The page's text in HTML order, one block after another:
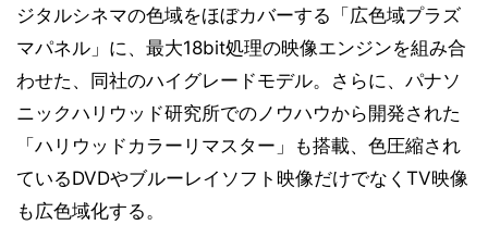
ジタルシネマの色域をほぼカバーする「広色域プラズ
マパネル」に、最大18bit処理の映像エンジンを組み合
わせた、同社のハイグレードモデル。さらに、パナソ
ニックハリウッド研究所でのノウハウから開発された
「ハリウッドカラーリマスター」も搭載、色圧縮され
ているDVDやブルーレイソフト映像だけでなくTV映像
も広色域化する。